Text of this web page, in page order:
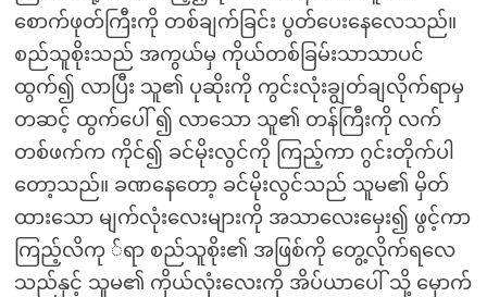
စောက်ဖုတ်ကြီးကို တစ်ချက်ခြင်း ပွတ်ပေးနေလေသည်။
စည်သူစိုးသည် အကွယ်မှ ကိုယ်တစ်ခြမ်းသာသာပင်
ထွက်၍ လာပြီး သူ၏ ပုဆိုးကို ကွင်းလုံးချွတ်ချလိုက်ရာမှ
တဆင့် ထွက်ပေါ် ၍ လာသော သူ၏ တန်ကြီးကို လက်
တစ်ဖက်က ကိုင်၍ ခင်မိုးလွင်ကို ကြည့်ကာ ဂွင်းတိုက်ပါ
တော့သည်။ ခဏနေတော့ ခင်မိုးလွင်သည် သူမ၏ မှိတ်
ထားသော မျက်လုံးလေးများကို အသာလေးမှေး၍ ဖွင့်ကာ
ကြည့်လိကု ်ရာ စည်သူစိုး၏ အဖြစ်ကို တွေ့လိုက်ရလေ
သည်နှင့် သူမ၏ ကိုယ်လုံးလေးကို အိပ်ယာပေါ် သို့ မှောက်